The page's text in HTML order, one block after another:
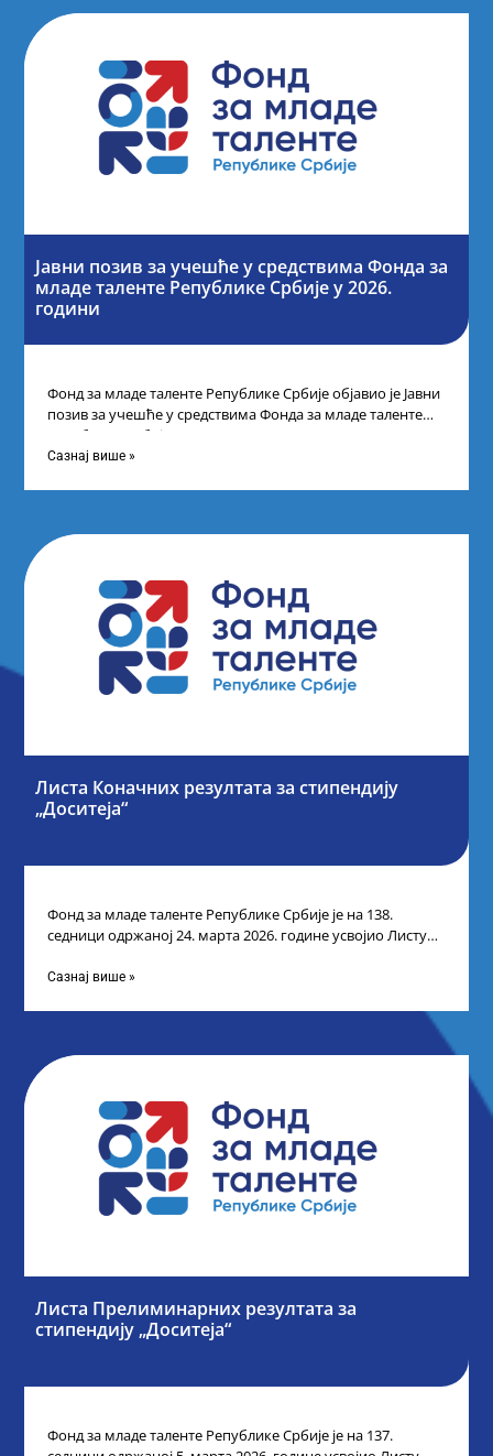
Јавни позив за учешће у средствима Фонда за
младе таленте Републике Србије у 2026.
години
Фонд за младе таленте Републике Србије објавио је Јавни
позив за учешће у средствима Фонда за младе таленте
Републике Србије
Сазнај више »
Листа Коначних резултата за стипендију
„Доситеја“
Фонд за младе таленте Републике Србије је на 138.
седници одржаној 24. марта 2026. године усвојио Листу
Сазнај више »
Листа Прелиминарних резултата за
стипендију „Доситеја“
Фонд за младе таленте Републике Србије је на 137.